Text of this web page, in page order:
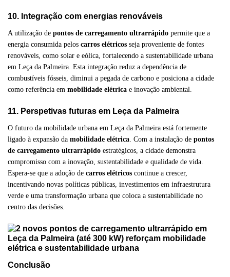
10. Integração com energias renováveis
A utilização de pontos de carregamento ultrarrápido permite que a
energia consumida pelos carros elétricos seja proveniente de fontes
renováveis, como solar e eólica, fortalecendo a sustentabilidade urbana
em Leça da Palmeira. Esta integração reduz a dependência de
combustíveis fósseis, diminui a pegada de carbono e posiciona a cidade
como referência em mobilidade elétrica e inovação ambiental.
11. Perspetivas futuras em Leça da Palmeira
O futuro da mobilidade urbana em Leça da Palmeira está fortemente
ligado à expansão da mobilidade elétrica. Com a instalação de pontos
de carregamento ultrarrápido estratégicos, a cidade demonstra
compromisso com a inovação, sustentabilidade e qualidade de vida.
Espera-se que a adoção de carros elétricos continue a crescer,
incentivando novas políticas públicas, investimentos em infraestrutura
verde e uma transformação urbana que coloca a sustentabilidade no
centro das decisões.
Conclusão